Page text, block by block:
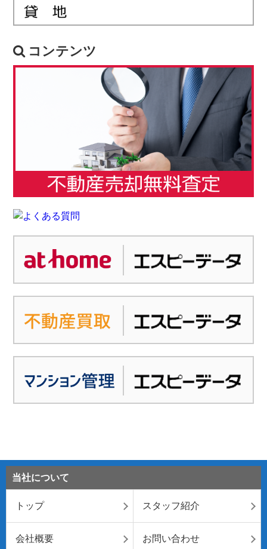
コンテンツ
当社について
トップ スタッフ紹介
会社概要 お問い合わせ